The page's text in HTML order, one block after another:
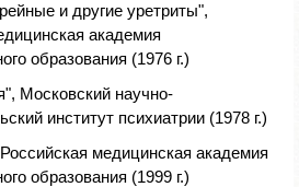
и другие уретриты",
академия
образования (1976 г.)
Московский научно-
институт психиатрии (1978 г.)
медицинская академия
образования (1999 г.)